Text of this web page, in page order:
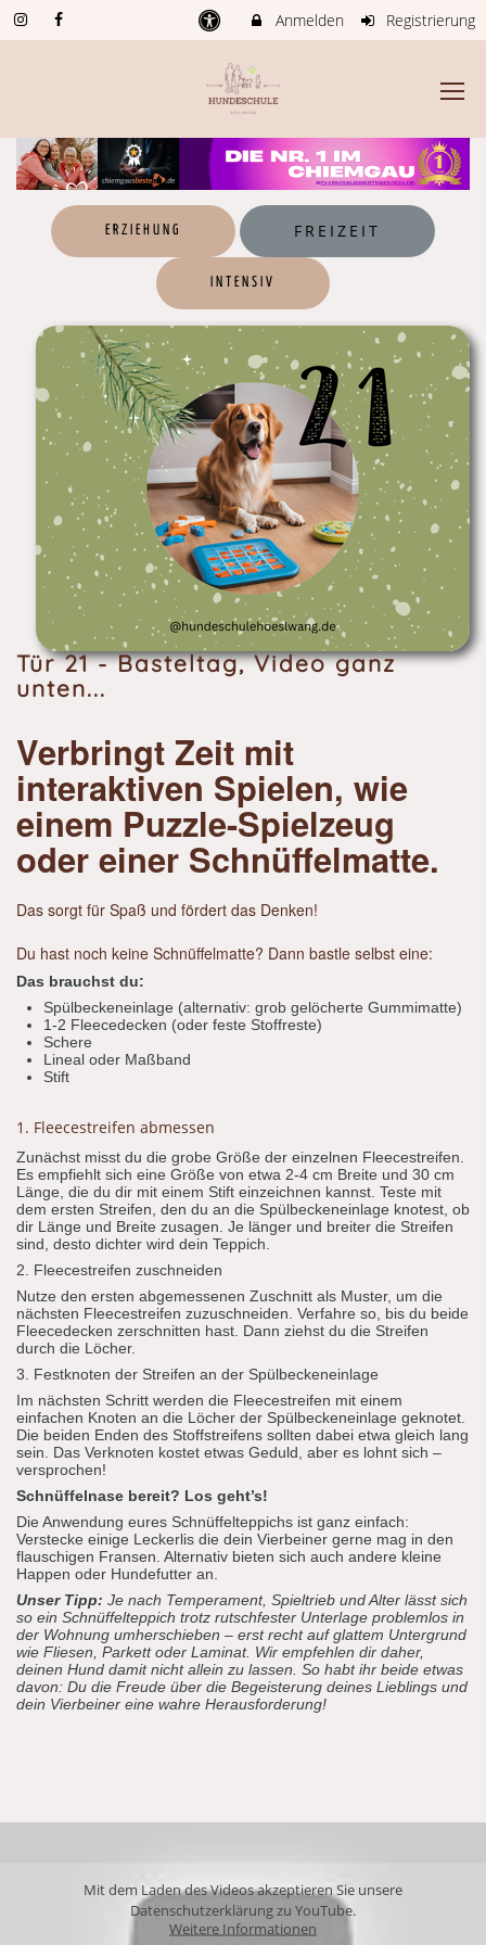
Anmelden Registrierung
ERZIEHUNG FREIZEIT
INTENSIV
Tür 21 - Basteltag, Video ganz
unten...
Verbringt Zeit mit
interaktiven Spielen, wie
einem Puzzle-Spielzeug
oder einer Schnüffelmatte.
Das sorgt für Spaß und fördert das Denken!
Du hast noch keine Schnüffelmatte? Dann bastle selbst eine:
Das brauchst du:
Spülbeckeneinlage (alternativ: grob gelöcherte Gummimatte)
1-2 Fleecedecken (oder feste Stoffreste)
Schere
Lineal oder Maßband
Stift
1. Fleecestreifen abmessen
Zunächst misst du die grobe Größe der einzelnen Fleecestreifen.
Es empfiehlt sich eine Größe von etwa 2-4 cm Breite und 30 cm
Länge, die du dir mit einem Stift einzeichnen kannst. Teste mit
dem ersten Streifen, den du an die Spülbeckeneinlage knotest, ob
dir Länge und Breite zusagen. Je länger und breiter die Streifen
sind, desto dichter wird dein Teppich.
2. Fleecestreifen zuschneiden
Nutze den ersten abgemessenen Zuschnitt als Muster, um die
nächsten Fleecestreifen zuzuschneiden. Verfahre so, bis du beide
Fleecedecken zerschnitten hast. Dann ziehst du die Streifen
durch die Löcher.
3. Festknoten der Streifen an der Spülbeckeneinlage
Im nächsten Schritt werden die Fleecestreifen mit einem
einfachen Knoten an die Löcher der Spülbeckeneinlage geknotet.
Die beiden Enden des Stoffstreifens sollten dabei etwa gleich lang
sein. Das Verknoten kostet etwas Geduld, aber es lohnt sich –
versprochen!
Schnüffelnase bereit? Los geht’s!
Die Anwendung eures Schnüffelteppichs ist ganz einfach:
Verstecke einige Leckerlis die dein Vierbeiner gerne mag in den
flauschigen Fransen. Alternativ bieten sich auch andere kleine
Happen oder Hundefutter an.
Unser Tipp: Je nach Temperament, Spieltrieb und Alter lässt sich
so ein Schnüffelteppich trotz rutschfester Unterlage problemlos in
der Wohnung umherschieben – erst recht auf glattem Untergrund
wie Fliesen, Parkett oder Laminat. Wir empfehlen dir daher,
deinen Hund damit nicht allein zu lassen. So habt ihr beide etwas
davon: Du die Freude über die Begeisterung deines Lieblings und
dein Vierbeiner eine wahre Herausforderung!
Mit dem Laden des Videos akzeptieren Sie unsere
Datenschutzerklärung zu YouTube.
Weitere Informationen